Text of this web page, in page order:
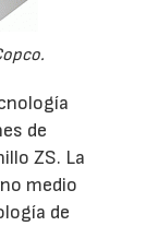
de
ZS. La
medio
de